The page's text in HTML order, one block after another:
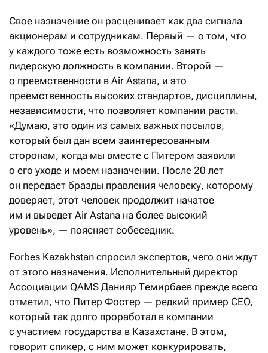
Свое назначение он расценивает как два сигнала
акционерам и сотрудникам. Первый — о том, что
у каждого тоже есть возможность занять
лидерскую должность в компании. Второй —
о преемственности в Air Astana, и это
преемственность высоких стандартов, дисциплины,
независимости, что позволяет компании расти.
«Думаю, это один из самых важных посылов,
который был дан всем заинтересованным
сторонам, когда мы вместе с Питером заявили
о его уходе и моем назначении. После 20 лет
он передает бразды правления человеку, которому
доверяет, этот человек продолжит начатое
им и выведет Air Astana на более высокий
уровень», — поясняет собеседник.
Forbes Kazakhstan спросил экспертов, чего они ждут
от этого назначения. Исполнительный директор
Ассоциации QAMS Данияр Темирбаев прежде всего
отметил, что Питер Фостер — редкий пример CEO,
который так долго проработал в компании
с участием государства в Казахстане. В этом,
говорит спикер, с ним может конкурировать,